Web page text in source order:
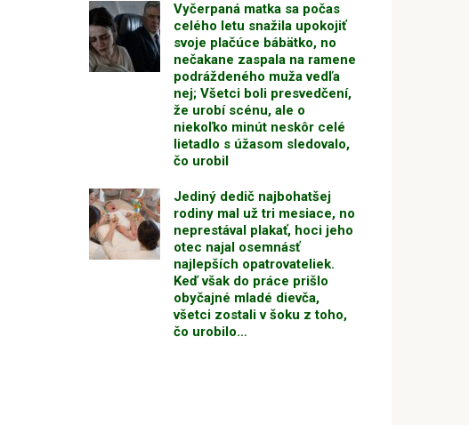
Vyčerpaná matka sa počas
celého letu snažila upokojiť
svoje plačúce bábätko, no
nečakane zaspala na ramene
podráždeného muža vedľa
nej; Všetci boli presvedčení,
že urobí scénu, ale o
niekoľko minút neskôr celé
lietadlo s úžasom sledovalo,
čo urobil
Jediný dedič najbohatšej
rodiny mal už tri mesiace, no
neprestával plakať, hoci jeho
otec najal osemnásť
najlepších opatrovateliek.
Keď však do práce prišlo
obyčajné mladé dievča,
všetci zostali v šoku z toho,
čo urobilo…